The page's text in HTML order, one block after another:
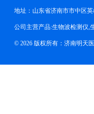
地址：山东省济南市市中区
公司主营产品:生物波检测仪,
© 2026 版权所有：济南明天